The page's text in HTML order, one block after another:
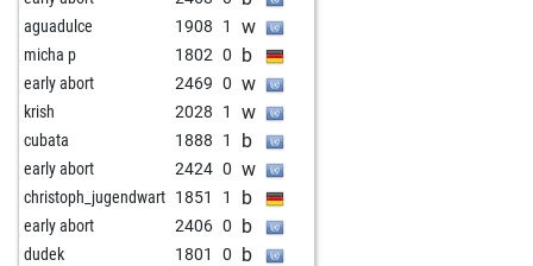
aguadulce 1908 1 w
micha p 1802 0 b
early abort 2469 0 w
krish 2028 1 w
cubata 1888 1 b
early abort 2424 0 w
christoph_jugendwart 1851 1 b
early abort 2406 0 b
dudek 1801 0 b